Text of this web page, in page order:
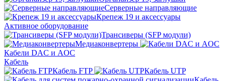
Серверные направляющие
Крепеж 19 и аксессуары
Активное оборудование
Трансиверы (SFP модули)
Медиаконвертеры
Кабели DAC и AOC
Кабель
Кабель FTP
Кабель UTP